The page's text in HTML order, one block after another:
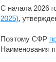
С начала 2026
2025),
Поэтому СФР
Наименования